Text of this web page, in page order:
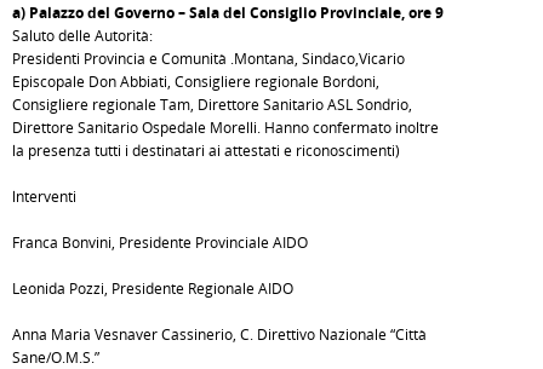
a) Palazzo del Governo – Sala del Consiglio Provinciale, ore 9
Saluto delle Autorità:
Presidenti Provincia e Comunità .Montana, Sindaco,Vicario
Episcopale Don Abbiati, Consigliere regionale Bordoni,
Consigliere regionale Tam, Direttore Sanitario ASL Sondrio,
Direttore Sanitario Ospedale Morelli. Hanno confermato inoltre
la presenza tutti i destinatari ai attestati e riconoscimenti)
lnterventi
Franca Bonvini, Presidente Provinciale AIDO
Leonida Pozzi, Presidente Regionale AIDO
Anna Maria Vesnaver Cassinerio, C. Direttivo Nazionale “Città
Sane/O.M.S.”